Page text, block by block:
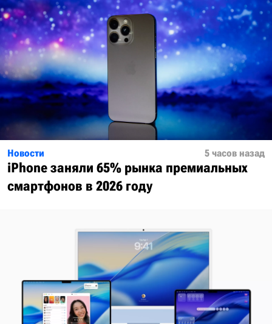
Новости 5 часов назад
iPhone заняли 65% рынка премиальных
смартфонов в 2026 году